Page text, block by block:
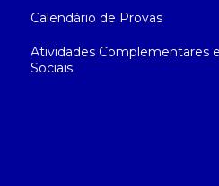
Calendário de Provas
Atividades Complementares e
Sociais